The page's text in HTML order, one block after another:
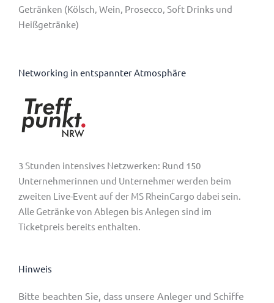
Getränken (Kölsch, Wein, Prosecco, Soft Drinks und
Heißgetränke)
Networking in entspannter Atmosphäre
3 Stunden intensives Netzwerken: Rund 150
Unternehmerinnen und Unternehmer werden beim
zweiten Live-Event auf der MS RheinCargo dabei sein.
Alle Getränke von Ablegen bis Anlegen sind im
Ticketpreis bereits enthalten.
Hinweis
Bitte beachten Sie, dass unsere Anleger und Schiffe